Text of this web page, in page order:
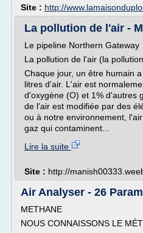
Site : http://
La pollution de l'air -
Le pipeline Northern Gateway
La pollution de l'air (la
Chaque jour, un être humain
litres d'air. L'air est
d'oxygène (O) et 1% d'autres
de l'air est modifiée par des
ou à notre environnement,
gaz qui contaminent...
Lire la suite
Site : http://
Air Analyser - 26
METHANE
NOUS CONNAISSONS LE